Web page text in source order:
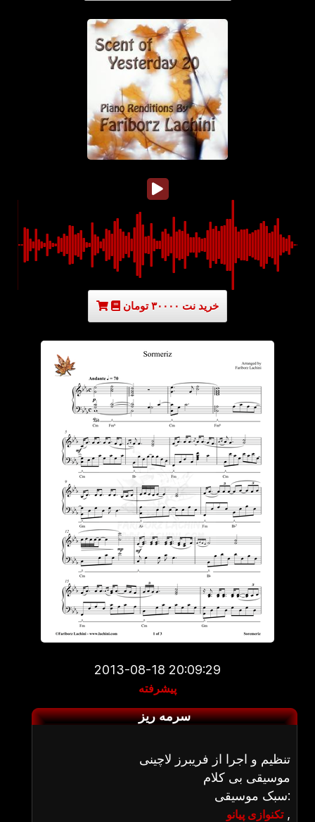
خرید نت ۳۰۰۰۰ تومان
2013-08-18 20:09:29
پیشرفته
سرمه ریز
تنظیم و اجرا از فریبرز لاچینی
موسیقی بی کلام
سبک موسیقی:
تکنوازی پیانو,